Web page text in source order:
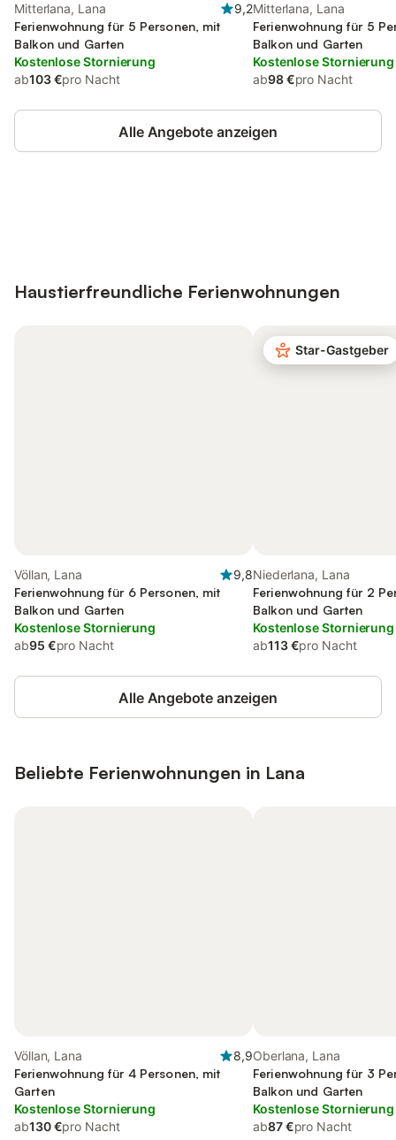
Mitterlana, Lana
9,2
Ferienwohnung für 5 Personen, mit
Balkon und Garten
Kostenlose Stornierung
ab103 €pro Nacht
Mitterlana, Lana
Ferienwohnung für 5
Balkon und Garten
Kostenlose Stornierung
ab98 €pro Nacht
Alle Angebote anzeigen
Haustierfreundliche Ferienwohnungen
Völlan, Lana
9,8
Ferienwohnung für 6 Personen, mit
Balkon und Garten
Kostenlose Stornierung
ab95 €pro Nacht
Star-Gastgeber
Niederlana, Lana
Ferienwohnung für 2
Balkon und Garten
Kostenlose Stornierung
ab113 €pro Nacht
Alle Angebote anzeigen
Beliebte Ferienwohnungen in Lana
Völlan, Lana
8,9
Ferienwohnung für 4 Personen, mit
Garten
Kostenlose Stornierung
ab130 €pro Nacht
Oberlana, Lana
Ferienwohnung für 3
Balkon und Garten
Kostenlose Stornierung
ab87 €pro Nacht